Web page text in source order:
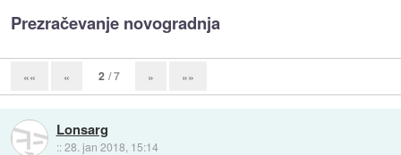
Prezračevanje novogradnja
«« « 2 / 7 » »»
Lonsarg
::28. jan 2018, 15:14